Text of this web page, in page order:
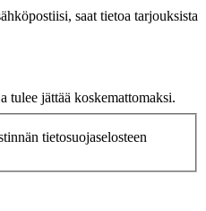
saat tietoa tarjouksista
jättää koskemattomaksi.
tietosuojaselosteen